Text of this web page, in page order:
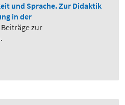
und Sprache. Zur Didaktik
in der
zur